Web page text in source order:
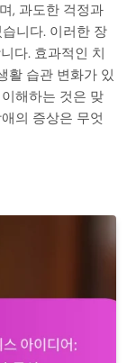
, 과도한 걱정과
니다. 이러한 장
다. 효과적인 치
활 습관 변화가 있
해하는 것은 맞
의 증상은 무엇